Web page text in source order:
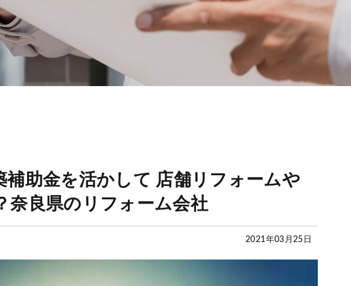
補助金を活かして 店舗リフォームや
奈良県のリフォーム会社
2021年03月25日